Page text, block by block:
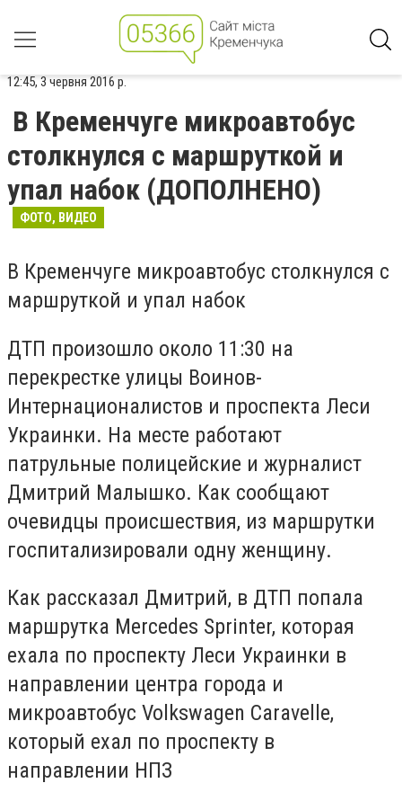
12:45, 3 червня 2016 р.
В Кременчуге микроавтобус
столкнулся с маршруткой и
упал набок (ДОПОЛНЕНО)
ФОТО, ВИДЕО
В Кременчуге микроавтобус столкнулся с
маршруткой и упал набок
ДТП произошло около 11:30 на
перекрестке улицы Воинов-
Интернационалистов и проспекта Леси
Украинки. На месте работают
патрульные полицейские и журналист
Дмитрий Малышко. Как сообщают
очевидцы происшествия, из маршрутки
госпитализировали одну женщину.
Как рассказал Дмитрий, в ДТП попала
маршрутка Mercedes Sprinter, которая
ехала по проспекту Леси Украинки в
направлении центра города и
микроавтобус Volkswagen Caravelle,
который ехал по проспекту в
направлении НПЗ